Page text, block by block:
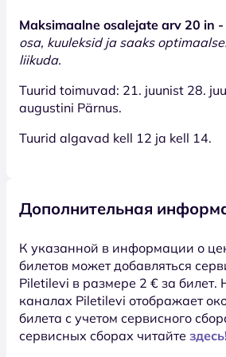
Maksimaalne osalejate arv 20 in -
osa, kuuleksid ja saaks
liikuda.
Tuurid toimuvad: 21. juunist 28.
augustini Pärnus.
Tuurid algavad kell 12 ja kell 14.
Дополнительная
К указанной в информации о
билетов может добавляться
Piletilevi в размере 2 € за билет.
каналах Piletilevi отображает
билета с учетом сервисного
сервисных сборах читайте